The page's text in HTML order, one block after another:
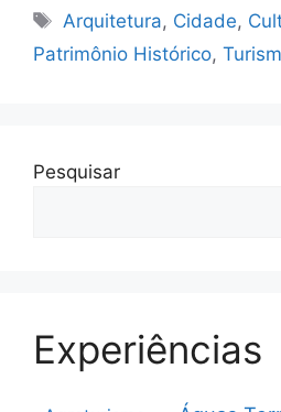
Tags
Arquitetura, Cidade,
Patrimônio Histórico,
Pesquisar
Experiências